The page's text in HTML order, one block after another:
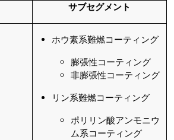
サブセグメント
ホウ素系難燃コーティング
膨張性コーティング
非膨張性コーティング
リン系難燃コーティング
ポリリン酸アンモニウ
ム系コーティング